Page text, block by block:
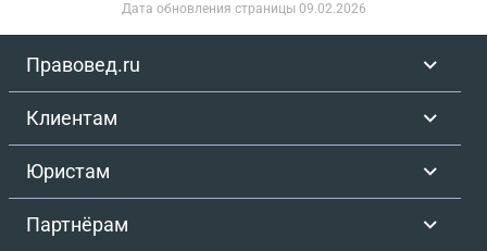
Дата обновления страницы 09.02.2026
Правовед.ru
Клиентам
Юристам
Партнёрам